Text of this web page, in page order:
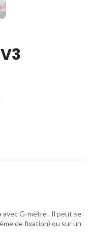
avec G-mètre . Il peut se
de fixation) ou sur un